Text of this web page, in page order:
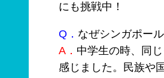
にも挑戦中！
Q． なぜシンガポー
A． 中学生の時、同
感じました。民族や